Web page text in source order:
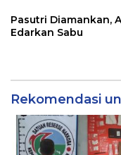
Pasutri Diamankan,
Edarkan Sabu
Rekomendasi